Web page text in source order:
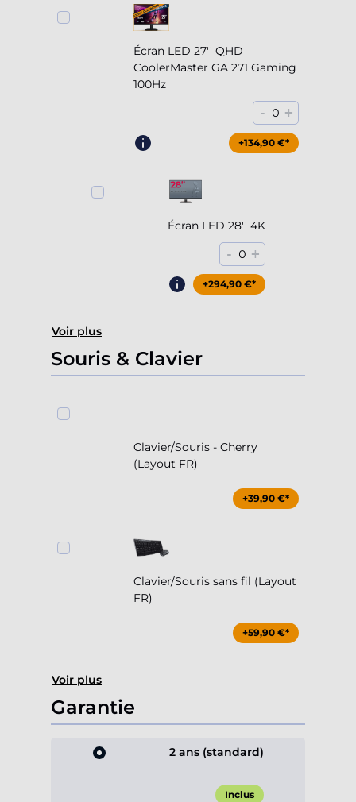
Écran LED 27'' QHD
CoolerMaster GA 271 Gaming
100Hz
- 0 +
+204,90 €*
+134,90 €*
Écran LED 28'' 4K
- 0 +
+294,90 €*
Voir plus
Souris & Clavier
Clavier/Souris - Cherry
(Layout FR)
+39,90 €*
Clavier/Souris sans fil (Layout
FR)
+59,90 €*
Voir plus
Garantie
2 ans (standard)
Inclus